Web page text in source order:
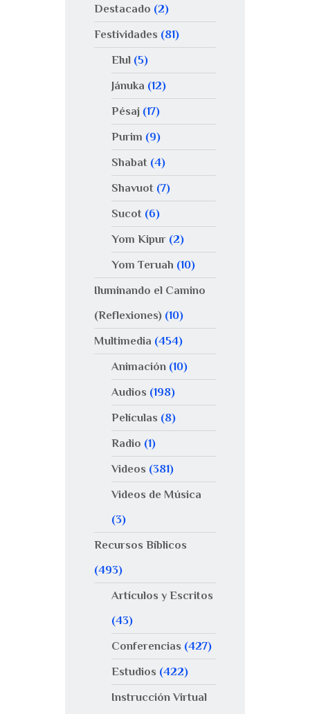
Destacado (2)
Festividades (81)
Elul(5)
Jánuka (12)
Pésaj(17)
Purim (9)
Shabat(4)
Shavuot(7)
Sucot(6)
Yom Kipur(2)
Yom Teruah (10)
Iluminando el Camino
(Reflexiones) (10)
Multimedia (454)
Animación(10)
Audios (198)
Películas (8)
Radio (1)
Videos (381)
Videos de Música
(3)
Recursos Bíblicos
(493)
Artículos y Escritos
(43)
Conferencias (427)
Estudios (422)
Instrucción Virtual